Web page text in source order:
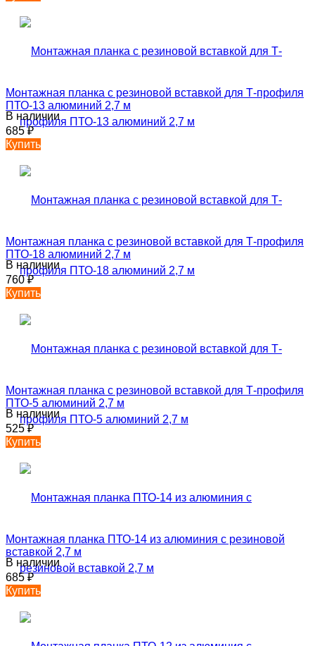
Монтажная планка с резиновой вставкой для Т-профиля
ПТО-13 алюминий 2,7 м
В наличии
685₽
Купить
Монтажная планка с резиновой вставкой для Т-профиля
ПТО-18 алюминий 2,7 м
В наличии
760₽
Купить
Монтажная планка с резиновой вставкой для Т-профиля
ПТО-5 алюминий 2,7 м
В наличии
525₽
Купить
Монтажная планка ПТО-14 из алюминия с резиновой
вставкой 2,7 м
В наличии
685₽
Купить